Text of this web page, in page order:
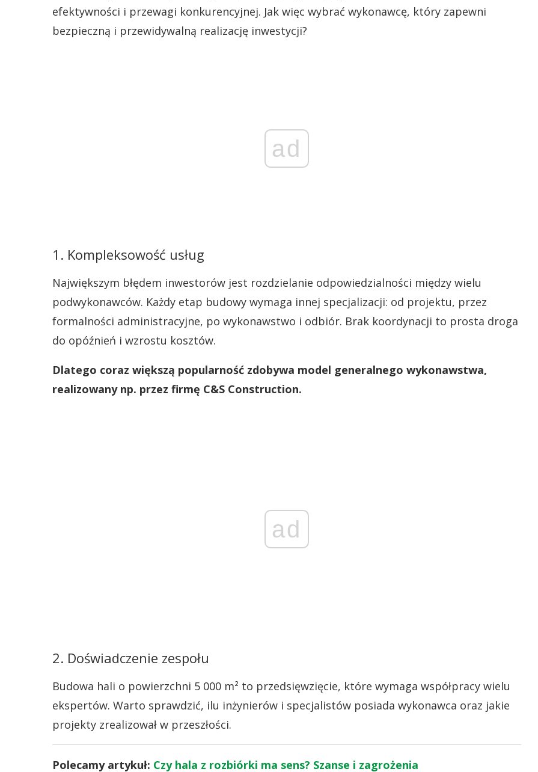
efektywności i przewagi konkurencyjnej. Jak więc wybrać wykonawcę, który zapewni
bezpieczną i przewidywalną realizację inwestycji?
ad
1. Kompleksowość usług
Największym błędem inwestorów jest rozdzielanie odpowiedzialności między wielu
podwykonawców. Każdy etap budowy wymaga innej specjalizacji: od projektu, przez
formalności administracyjne, po wykonawstwo i odbiór. Brak koordynacji to prosta droga
do opóźnień i wzrostu kosztów.
Dlatego coraz większą popularność zdobywa model generalnego wykonawstwa,
realizowany np. przez firmę C&S Construction.
ad
2. Doświadczenie zespołu
Budowa hali o powierzchni 5 000 m² to przedsięwzięcie, które wymaga współpracy wielu
ekspertów. Warto sprawdzić, ilu inżynierów i specjalistów posiada wykonawca oraz jakie
projekty zrealizował w przeszłości.
Polecamy artykuł: Czy hala z rozbiórki ma sens? Szanse i zagrożenia